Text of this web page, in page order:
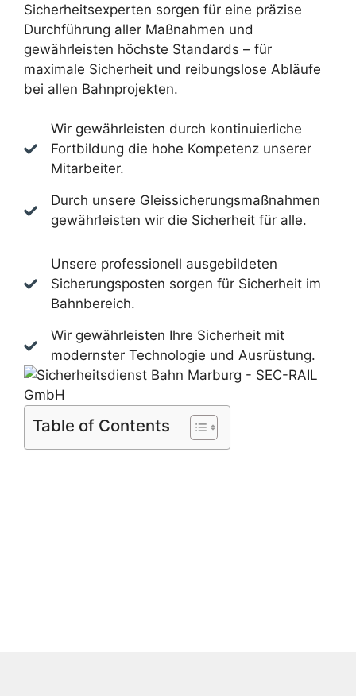
Sicherheitsexperten sorgen für eine präzise
Durchführung aller Maßnahmen und
gewährleisten höchste Standards – für
maximale Sicherheit und reibungslose Abläufe
bei allen Bahnprojekten.
Wir gewährleisten durch kontinuierliche
Fortbildung die hohe Kompetenz unserer
Mitarbeiter.
Durch unsere Gleissicherungsmaßnahmen
gewährleisten wir die Sicherheit für alle.
Unsere professionell ausgebildeten
Sicherungsposten sorgen für Sicherheit im
Bahnbereich.
Wir gewährleisten Ihre Sicherheit mit
modernster Technologie und Ausrüstung.
Table of Contents